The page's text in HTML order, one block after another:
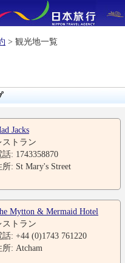
> 観光地一覧
Jacks
ストラン
話: 1743358870
所: St Mary's Street
Mytton & Mermaid Hotel
ストラン
話: +44 (0)1743 761220
所: Atcham